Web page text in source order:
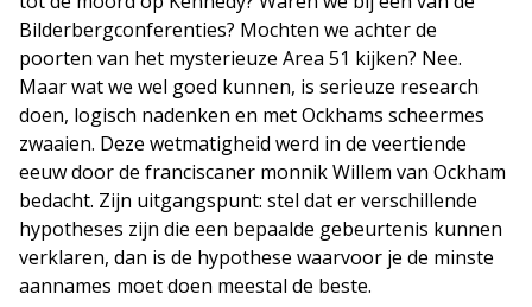
Bilderbergconferenties? Mochten we achter de
poorten van het mysterieuze Area 51 kijken? Nee.
Maar wat we wel goed kunnen, is serieuze research
doen, logisch nadenken en met Ockhams scheermes
zwaaien. Deze wetmatigheid werd in de veertiende
eeuw door de franciscaner monnik Willem van Ockham
bedacht. Zijn uitgangspunt: stel dat er verschillende
hypotheses zijn die een bepaalde gebeurtenis kunnen
verklaren, dan is de hypothese waarvoor je de minste
aannames moet doen meestal de beste.